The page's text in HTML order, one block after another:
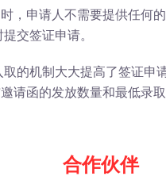
，申请人不需要提供任何
交签证申请。
的机制大大提高了签证
请函的发放数量和最低录
合作伙伴